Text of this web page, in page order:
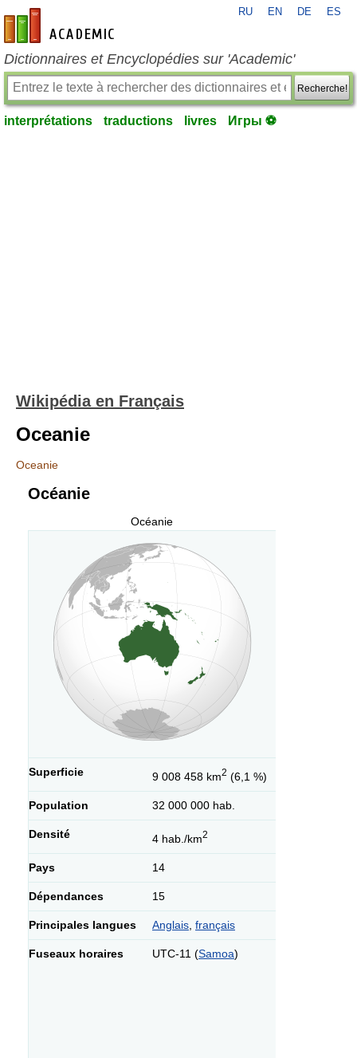
fr-academic.com
RU EN DE ES
Dictionnaires et Encyclopédies sur 'Academic'
Recherche!
interprétations traductions livres Игры ⚽
Wikipédia en Français
Oceanie
Oceanie
Océanie
Océanie
Superficie 9 008 458 km2 (6,1 %)
Population 32 000 000 hab.
Densité 4 hab./km2
Pays 14
Dépendances 15
Principales langues Anglais français
Fuseaux horaires UTC-11 (Samoa)